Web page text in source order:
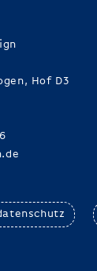
Hof D3